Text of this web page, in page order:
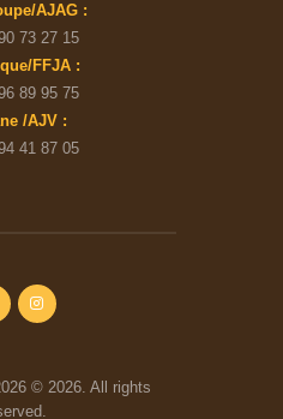
AJAG :
73 27 15
FFJA :
89 95 75
/AJV :
41 87 05
© 2026. All rights